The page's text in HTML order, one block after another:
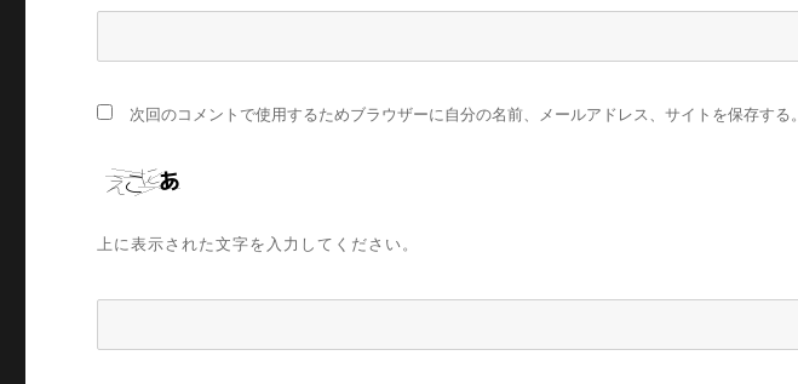
次回のコメントで使用するためブラウザーに自分の名前、メールアドレス、サイトを保存する。
上に表示された文字を入力してください。